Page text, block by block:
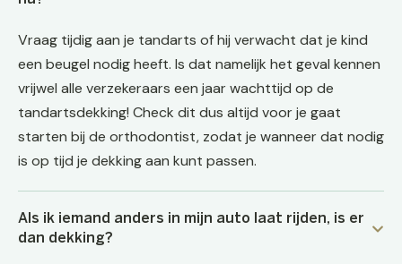
Vraag tijdig aan je tandarts of hij verwacht dat je kind
een beugel nodig heeft. Is dat namelijk het geval kennen
vrijwel alle verzekeraars een jaar wachttijd op de
tandartsdekking! Check dit dus altijd voor je gaat
starten bij de orthodontist, zodat je wanneer dat nodig
is op tijd je dekking aan kunt passen.
Als ik iemand anders in mijn auto laat rijden, is er
dan dekking?